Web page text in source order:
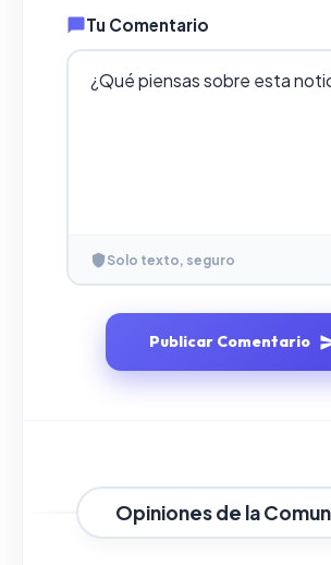
Tu Comentario
Solo texto, seguro
Publicar Comentario
Opiniones de la